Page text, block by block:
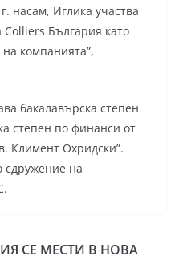
насам, Иглика участва
България като
компанията”,
бакалавърска степен
степен по финанси от
Климент Охридски”.
сдружение на
СЕ МЕСТИ В НОВА